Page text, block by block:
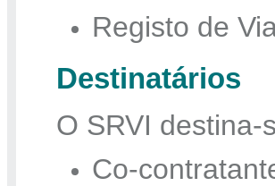
Registo de
Destinatários
O SRVI destina-
Co-